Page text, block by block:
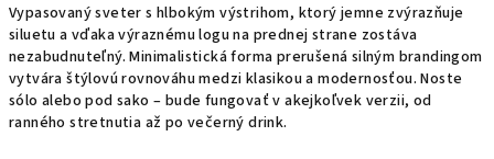
Vypasovaný sveter s hlbokým výstrihom, ktorý jemne zvýrazňuje
siluetu a vďaka výraznému logu na prednej strane zostáva
nezabudnuteľný. Minimalistická forma prerušená silným brandingom
vytvára štýlovú rovnováhu medzi klasikou a modernosťou. Noste
sólo alebo pod sako – bude fungovať v akejkoľvek verzii, od
ranného stretnutia až po večerný drink.